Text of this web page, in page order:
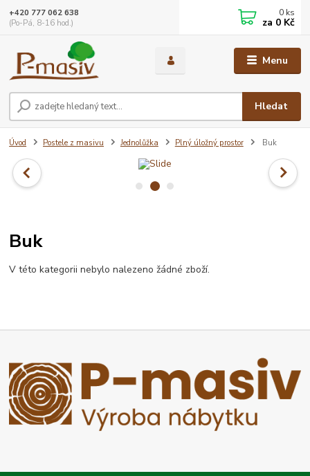
Menu
Hledat
+420 777 062 638
(Po-Pá, 8-16 hod.)
0 ks
za 0 Kč
Úvod Postele z masivu Jednolůžka Plný úložný prostor Buk
Buk
V této kategorii nebylo nalezeno žádné zboží.